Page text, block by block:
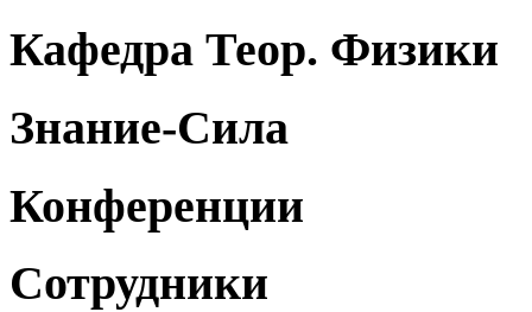
Кафедра Теор. Физики
Знание-Сила
Конференции
Сотрудники